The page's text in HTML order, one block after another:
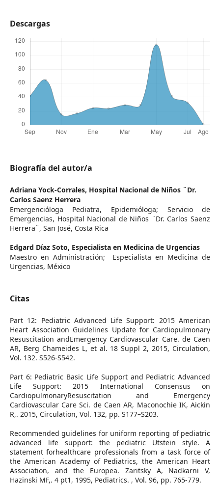
Descargas
Biografía del autor/a
Adriana Yock-Corrales, Hospital Nacional de Niños ¨Dr.
Carlos Saenz Herrera
Emergencióloga Pediatra, Epidemióloga; Servicio de
Emergencias, Hospital Nacional de Niños ¨Dr. Carlos Saenz
Herrera¨, San José, Costa Rica
Edgard Díaz Soto, Especialista en Medicina de Urgencias
Maestro en Administración; Especialista en Medicina de
Urgencias, México
Citas
Part 12: Pediatric Advanced Life Support: 2015 American
Heart Association Guidelines Update for Cardiopulmonary
Resuscitation andEmergency Cardiovascular Care. de Caen
AR, Berg Chameides L, et al. 18 Suppl 2, 2015, Circulation,
Vol. 132. S526-S542.
Part 6: Pediatric Basic Life Support and Pediatric Advanced
Life Support: 2015 International Consensus on
CardiopulmonaryResuscitation and Emergency
Cardiovascular Care Sci. de Caen AR, Maconochie IK, Aickin
R,. 2015, Circulation, Vol. 132, pp. S177–S203.
Recommended guidelines for uniform reporting of pediatric
advanced life support: the pediatric Utstein style. A
statement forhealthcare professionals from a task force of
the American Academy of Pediatrics, the American Heart
Association, and the Europea. Zaritsky A, Nadkarni V,
Hazinski MF,. 4 pt1, 1995, Pediatrics. , Vol. 96, pp. 765-779.